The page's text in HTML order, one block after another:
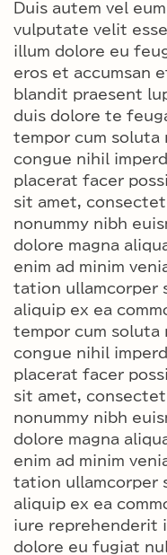
Duis autem vel
vulputate velit
illum dolore eu
eros et accumsan
blandit praesent
duis dolore te
tempor cum
congue nihil
placerat facer
sit amet,
nonummy nibh
dolore magna
enim ad minim
tation ullamcorper
aliquip ex ea
tempor cum
congue nihil
placerat facer
sit amet,
nonummy nibh
dolore magna
enim ad minim
tation ullamcorper
aliquip ex ea
iure reprehenderit
dolore eu fugiat